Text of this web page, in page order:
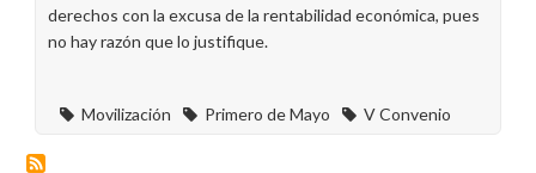
derechos con la excusa de la rentabilidad económica, pues
no hay razón que lo justifique.
Movilización Primero de Mayo V Convenio